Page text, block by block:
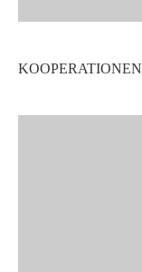
KOOPERATIONEN